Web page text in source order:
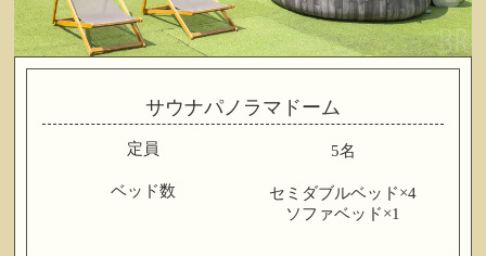
サウナパノラマドーム
定員 5名
ベッド数
セミダブルベッド×4
ソファベッド×1